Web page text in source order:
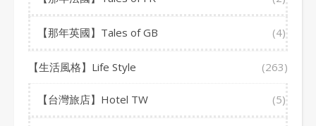
【那年英國】Tales of GB (4)
【生活風格】Life Style (263)
【台灣旅店】Hotel TW (5)